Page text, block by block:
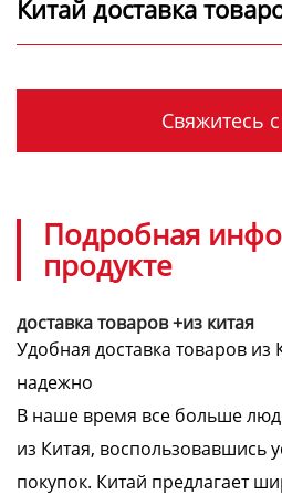
Китай доставка
Свяжитесь
Подробная
продукте
доставка товаров +из китая
Удобная доставка товаров из
надежно
В наше время все больше
из Китая, воспользовавшись
покупок. Китай предлагает